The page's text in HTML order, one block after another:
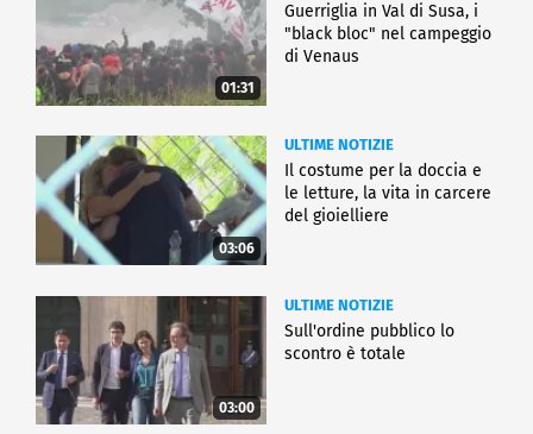
01:31
Guerriglia in Val di Susa, i
"black bloc" nel campeggio
di Venaus
03:06
ULTIME NOTIZIE
Il costume per la doccia e
le letture, la vita in carcere
del gioielliere
03:00
ULTIME NOTIZIE
Sull'ordine pubblico lo
scontro è totale